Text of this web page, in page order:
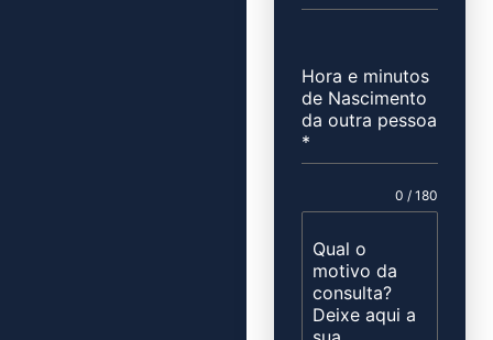
Hora e minutos
de Nascimento
da outra pessoa
*
Qual o
motivo da
consulta?
Deixe aqui a
0 / 180